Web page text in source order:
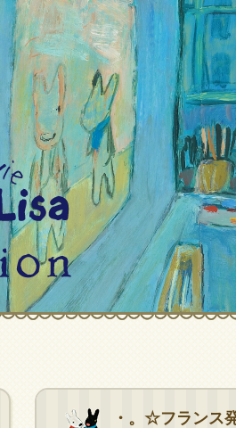
・。☆フランス